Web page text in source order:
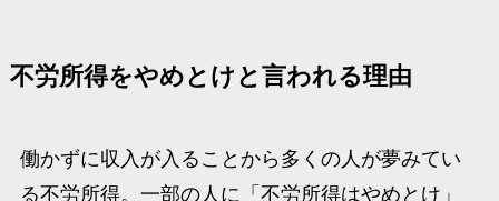
不労所得をやめとけと言われる理由
働かずに収入が入ることから多くの人が夢みてい
る不労所得。一部の人に「不労所得はやめとけ」